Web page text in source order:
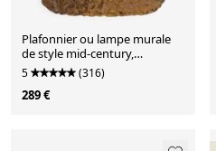
Plafonnier ou lampe murale
de style mid-century,
Limburg, Allemagne, années
1970
5 (316)
289 €